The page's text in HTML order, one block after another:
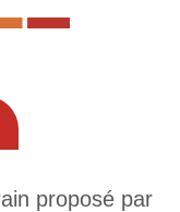
proposé par